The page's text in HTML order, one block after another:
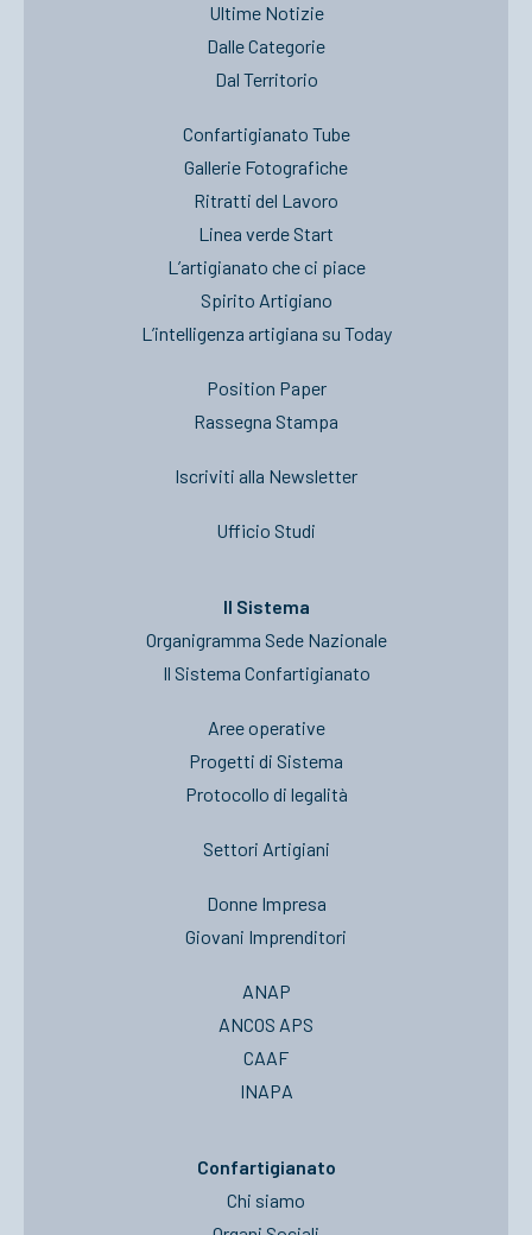
Ultime Notizie
Dalle Categorie
Dal Territorio
Confartigianato Tube
Gallerie Fotografiche
Ritratti del Lavoro
Linea verde Start
L’artigianato che ci piace
Spirito Artigiano
L’intelligenza artigiana su Today
Position Paper
Rassegna Stampa
Iscriviti alla Newsletter
Ufficio Studi
Il Sistema
Organigramma Sede Nazionale
Il Sistema Confartigianato
Aree operative
Progetti di Sistema
Protocollo di legalità
Settori Artigiani
Donne Impresa
Giovani Imprenditori
ANAP
ANCOS APS
CAAF
INAPA
Confartigianato
Chi siamo